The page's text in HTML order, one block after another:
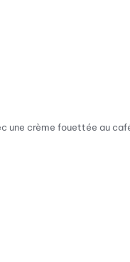
une crème fouettée au